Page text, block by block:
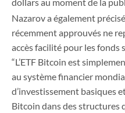
dollars au moment de la
Nazarov a également
récemment approuvés ne
accès facilité pour les fonds
“L’ETF Bitcoin est
au système financier
d’investissement basiques
Bitcoin dans des structures